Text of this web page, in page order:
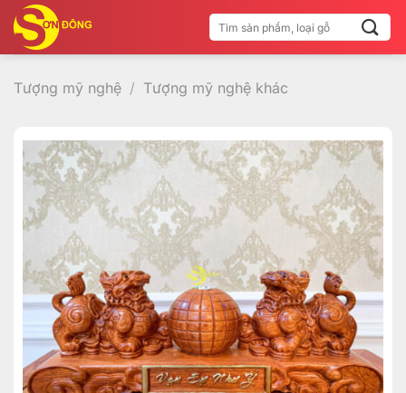
qua
nội
dung
Tìm
kiếm:
Tượng mỹ nghệ / Tượng mỹ nghệ khác